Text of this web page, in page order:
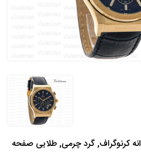
کرنوگراف, گرد چرمی, طلایی صفحه